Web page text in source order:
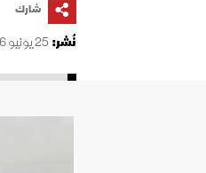
شارك
نُشر:25 يونيو 2026 21:13